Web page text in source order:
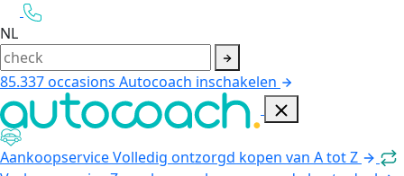
NL
85.337occasions Autocoach inschakelen
AankoopserviceVolledig ontzorgd kopen van A tot Z